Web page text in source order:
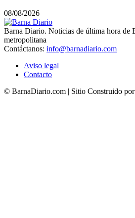
08/08/2026
Barna Diario. Noticias de última hora de
metropolitana
Contáctanos: info@barnadiario.com
Aviso legal
Contacto
© BarnaDiario.com | Sitio Construido por